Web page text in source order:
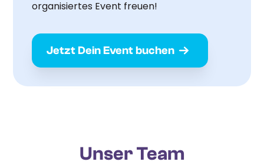
organisiertes Event freuen!
Jetzt Dein Event buchen
Unser Team